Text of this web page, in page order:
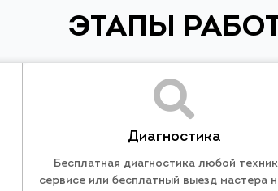
ЭТАПЫ
Диагностика
Бесплатная диагностика любой
сервисе или бесплатный выезд мастера